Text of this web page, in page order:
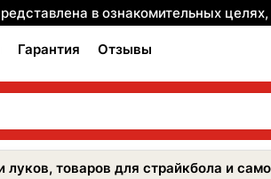
в ознакомительных
Гарантия Отзывы
товаров для страйкбола и